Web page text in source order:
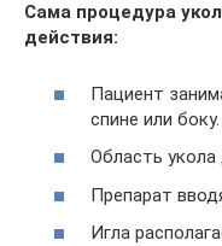
Сама процедура
действия:
Пациент
спине или боку.
Область укола
Препарат
Игла